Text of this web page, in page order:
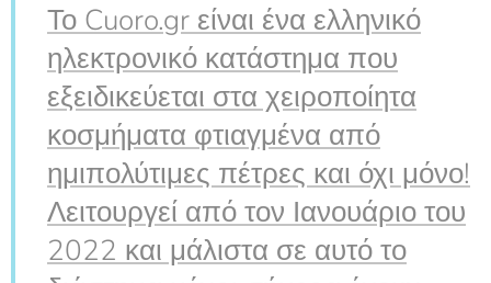
Το Cuoro.gr είναι ένα ελληνικό
ηλεκτρονικό κατάστημα που
εξειδικεύεται στα χειροποίητα
κοσμήματα φτιαγμένα από
ημιπολύτιμες πέτρες και όχι μόνο!
Λειτουργεί από τον Ιανουάριο του
2022 και μάλιστα σε αυτό το